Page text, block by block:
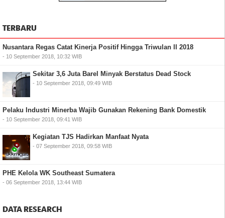
TERBARU
Nusantara Regas Catat Kinerja Positif Hingga Triwulan II 2018
- 10 September 2018, 10:32 WIB
Sekitar 3,6 Juta Barel Minyak Berstatus Dead Stock
- 10 September 2018, 09:49 WIB
Pelaku Industri Minerba Wajib Gunakan Rekening Bank Domestik
- 10 September 2018, 09:41 WIB
Kegiatan TJS Hadirkan Manfaat Nyata
- 07 September 2018, 09:58 WIB
PHE Kelola WK Southeast Sumatera
- 06 September 2018, 13:44 WIB
DATA RESEARCH